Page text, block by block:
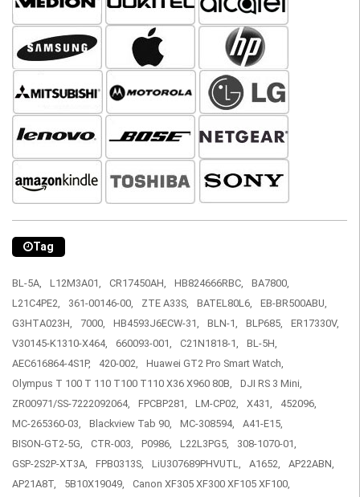
Tag
BL-5A, L12M3A01, CR17450AH, HB824666RBC,
BA7800,
L21C4PE2,
361-00146-00, ZTE A33S, BATEL80L6,
EB-BR500ABU,
G3HTA023H,
7000, HB4593J6ECW-31, BLN-1, BLP685,
ER17330V,
V30145-K1310-X464,
660093-001, C21N1818-1,
BL-5H,
AEC616864-4S1P,
420-002,
Huawei GT2 Pro Smart Watch,
Olympus T 100 T 110 T100 T110 X36 X960 80B,
DJI RS 3 Mini,
ZR00971/SS-7222092064,
FPCBP281, LM-CP02, X431,
452096,
MC-265360-03,
Blackview Tab 90, MC-308594,
A41-E15,
BISON-GT2-5G,
CTR-003, P0986, L22L3PG5,
308-1070-01,
GSP-2S2P-XT3A,
FPB0313S, LiU307689PHVUTL, A1652,
AP22ABN,
AP21A8T,
5B10X19049,
Canon XF305 XF300 XF105 XF100,